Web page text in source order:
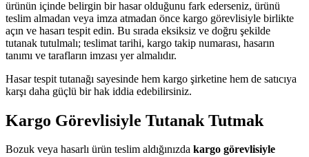
ürünün içinde belirgin bir hasar olduğunu fark ederseniz, ürünü
teslim almadan veya imza atmadan önce kargo görevlisiyle birlikte
açın ve hasarı tespit edin. Bu sırada eksiksiz ve doğru şekilde
tutanak tutulmalı; teslimat tarihi, kargo takip numarası, hasarın
tanımı ve tarafların imzası yer almalıdır.
Hasar tespit tutanağı sayesinde hem kargo şirketine hem de satıcıya
karşı daha güçlü bir hak iddia edebilirsiniz.
Kargo Görevlisiyle Tutanak Tutmak
Bozuk veya hasarlı ürün teslim aldığınızda kargo görevlisiyle